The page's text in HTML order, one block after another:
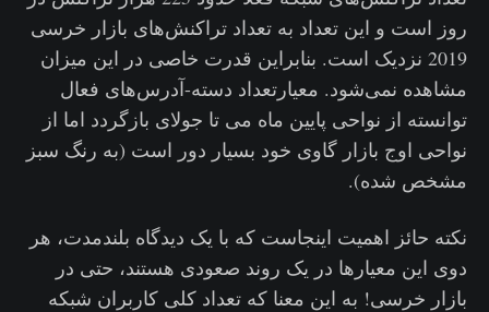
روز است و این تعداد به تعداد تراکنش‌های بازار خرسی
2019 نزدیک است. بنابراین قدرت خاصی در این میزان
مشاهده نمی‌شود. معیارتعداد دسته-آدرس‌های فعال
توانسته از نواحی پایین ماه می تا جولای بازگردد اما از
نواحی اوج بازار گاوی خود بسیار دور است (به رنگ سبز
مشخص شده).
نکته حائز اهمیت اینجاست که با یک دیدگاه بلندمدت، هر
دوی این معیارها در یک روند صعودی هستند، حتی در
بازار خرسی! به این معنا که تعداد کلی کاربران شبکه